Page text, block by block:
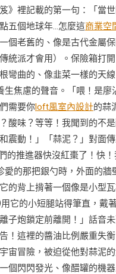
裡記載的第一句：「當
五個地球年…怎麼這商業空
個老舊的、像是古代金屬
統派才會用）。保險箱打
曲的、像韭菜一樣的天
焦慮的聲音。「喂！是廖
需要你loft風室內設計的蒜
酸味？等等！我聞到的不
震動！」「蒜泥？」對面
推進器快沒紅棗了！快
的那把銀勺時，外面的牆
的背上揹著一個像是小型
它的小短腿站得筆直，戴
子炮鎖定前離開！」話音
！這裡的醬油比例嚴重失
宙冒險，被迫從他對蒜泥
個閃閃發光、像醋罐的機